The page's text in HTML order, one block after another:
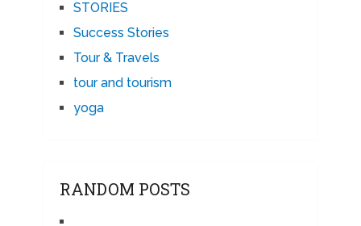
STORIES
Success Stories
Tour & Travels
tour and tourism
yoga
RANDOM POSTS